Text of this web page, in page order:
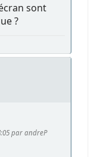
sont
?
par andreP